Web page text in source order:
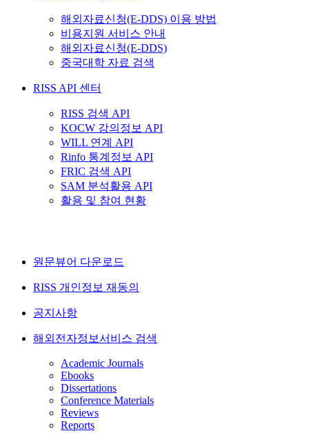
해외자료신청(E-DDS) 이용 방법
비용지원 서비스 안내
해외자료신청(E-DDS)
중국대학 자료 검색
RISS API 센터
RISS 검색 API
KOCW 강의정보 API
WILL 연계 API
Rinfo 통계정보 API
FRIC 검색 API
SAM 분석활용 API
활용 및 참여 현황
원문뷰어 다운로드
RISS 개인정보 재동의
공지사항
해외전자정보서비스 검색
Academic Journals
Ebooks
Dissertations
Conference Materials
Reviews
Reports